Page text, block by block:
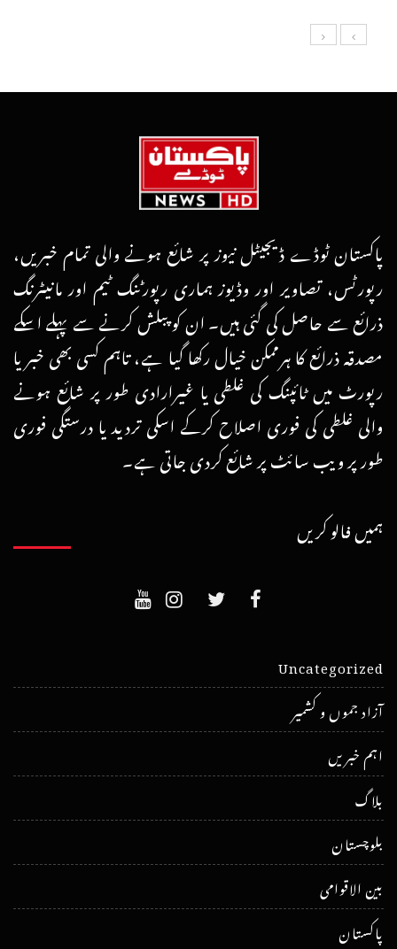
پاکستان ٹوڈے ڈیجیٹل نیوز پر شائع ہونے والی تمام خبریں،
رپورٹس، تصاویر اور وڈیوز ہماری رپورٹنگ ٹیم اور مانیٹرنگ
ذرائع سے حاصل کی گئی ہیں۔ ان کو پبلش کرنے سے پہلے اسکے
مصدقہ ذرائع کا ہرممکن خیال رکھا گیا ہے، تاہم کسی بھی خبر یا
رپورٹ میں ٹائپنگ کی غلطی یا غیرارادی طور پر شائع ہونے
والی غلطی کی فوری اصلاح کرکے اسکی تردید یا درستگی فوری
طور پر ویب سائٹ پر شائع کردی جاتی ہے۔
ہمیں فالو کریں
Uncategorized
آزاد جموں و کشمیر
اہم خبریں
بلاگ
بلوچستان
بین الاقوامی
پاکستان